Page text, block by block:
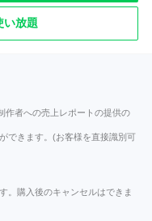
い放題
作者への売上レポートの提供の
できます。(お客様を直接識別可
。購入後のキャンセルはできま